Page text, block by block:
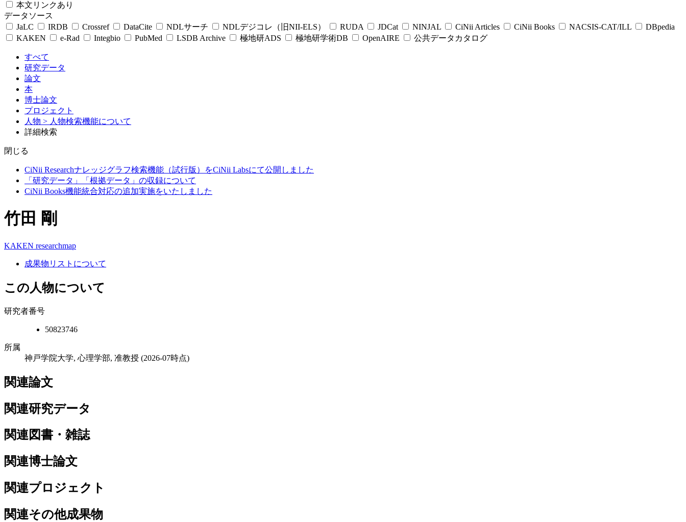
本文リンクあり
データソース
JaLC
IRDB Crossref DataCite NDLサーチ NDLデジコレ（旧NII-ELS） RUDA JDCat NINJAL CiNii Articles CiNii Books NACSIS-CAT/ILL
DBpedia
KAKEN
e-Rad Integbio PubMed LSDB Archive 極地研ADS 極地研学術DB OpenAIRE 公共データカタログ
すべて
研究データ
論文
本
博士論文
プロジェクト
人物 > 人物検索機能について
詳細検索
閉じる
CiNii Researchナレッジグラフ検索機能（試行版）をCiNii Labsにて公開しました
「研究データ」「根拠データ」の収録について
CiNii Books機能統合対応の追加実施をいたしました
竹田 剛
KAKEN researchmap
成果物リストについて
この人物について
研究者番号
50823746
所属
神戸学院大学, 心理学部, 准教授 (2026-07時点)
関連論文
関連研究データ
関連図書・雑誌
関連博士論文
関連プロジェクト
関連その他成果物